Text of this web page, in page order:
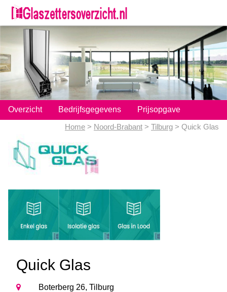
;
Overzicht Bedrijfsgegevens Prijsopgave
Home > Noord-Brabant > Tilburg > Quick Glas
Quick Glas
Boterberg 26, Tilburg